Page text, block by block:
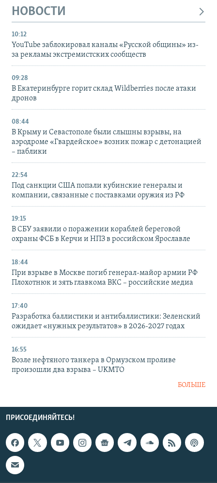
НОВОСТИ
10:12
YouTube заблокировал каналы «Русской общины» из-
за рекламы экстремистских сообществ
09:28
В Екатеринбурге горит склад Wildberries после атаки
дронов
08:44
В Крыму и Севастополе были слышны взрывы, на
аэродроме «Гвардейское» возник пожар с детонацией
– паблики
22:54
Под санкции США попали кубинские генералы и
компании, связанные с поставками оружия из РФ
19:15
В СБУ заявили о поражении кораблей береговой
охраны ФСБ в Керчи и НПЗ в российском Ярославле
18:44
При взрыве в Москве погиб генерал-майор армии РФ
Плохотнюк и зять главкома ВКС – российские медиа
17:40
Разработка баллистики и антибаллистики: Зеленский
ожидает «нужных результатов» в 2026-2027 годах
16:55
Возле нефтяного танкера в Ормузском проливе
произошли два взрыва – UKMTO
БОЛЬШЕ
ПРИСОЕДИНЯЙТЕСЬ!